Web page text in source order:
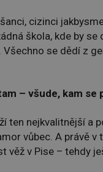
cizinci
škola, kde by se
se dědí z
– všude, kam se
ten nejkvalitnější a
vůbec. A právě v
věž v Pise – tehdy